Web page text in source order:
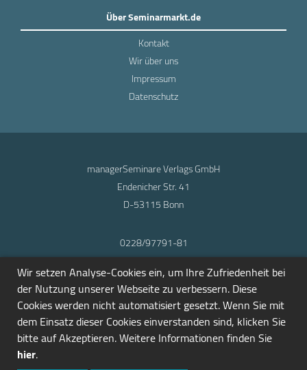
Über Seminarmarkt.de
Kontakt
Wir über uns
Impressum
Datenschutz
managerSeminare Verlags GmbH
Endenicher Str. 41
D-53115 Bonn
0228/97791-81
info@seminarmarkt.de
© 2001-2026
Wir setzen Analyse-Cookies ein, um Ihre Zufriedenheit bei
der Nutzung unserer Webseite zu verbessern. Diese
Cookies werden nicht automatisiert gesetzt. Wenn Sie mit
dem Einsatz dieser Cookies einverstanden sind, klicken Sie
bitte auf Akzeptieren. Weitere Informationen finden Sie
hier.